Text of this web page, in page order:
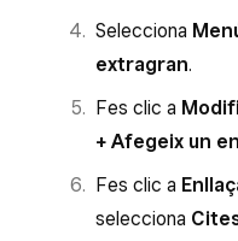
Selecciona
extragran.
Fes clic a
+ Afegeix un
Fes clic a
selecciona